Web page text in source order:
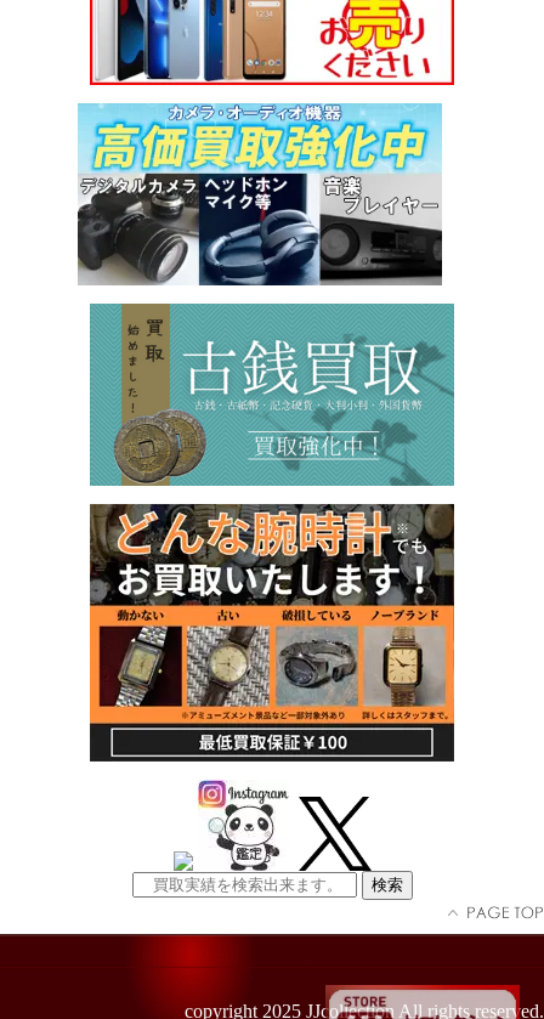
copyright 2025 JJcollection All rights reserved.